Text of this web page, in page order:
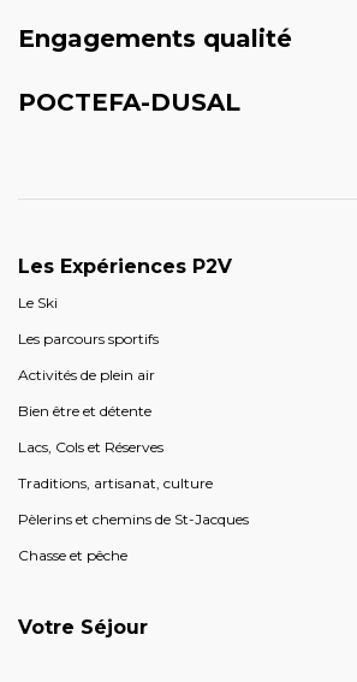
Engagements qualité
POCTEFA-DUSAL
Les Expériences P2V
Le Ski
Les parcours sportifs
Activités de plein air
Bien être et détente
Lacs, Cols et Réserves
Traditions, artisanat, culture
Pèlerins et chemins de St-Jacques
Chasse et pêche
Votre Séjour